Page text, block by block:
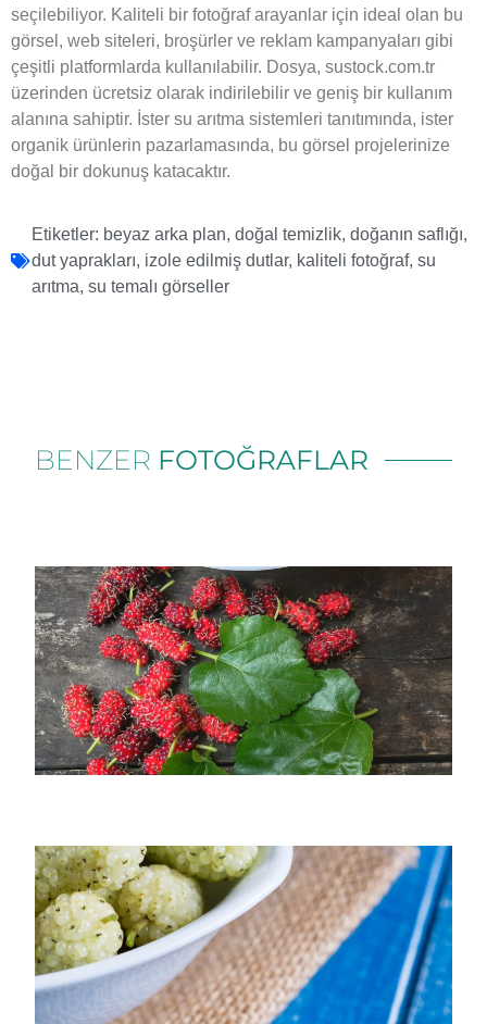
seçilebiliyor. Kaliteli bir fotoğraf arayanlar için ideal olan bu
görsel, web siteleri, broşürler ve reklam kampanyaları gibi
çeşitli platformlarda kullanılabilir. Dosya, sustock.com.tr
üzerinden ücretsiz olarak indirilebilir ve geniş bir kullanım
alanına sahiptir. İster su arıtma sistemleri tanıtımında, ister
organik ürünlerin pazarlamasında, bu görsel projelerinize
doğal bir dokunuş katacaktır.
Etiketler: beyaz arka plan, doğal temizlik, doğanın saflığı,
dut yaprakları, izole edilmiş dutlar, kaliteli fotoğraf, su
arıtma, su temalı görseller
BENZER FOTOĞRAFLAR